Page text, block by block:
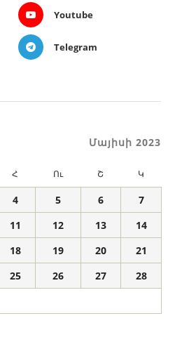
Youtube
Telegram
Մայիսի 2023
Հ Ու Շ Կ
4 5 6
7
11 12 13
14
18 19 20
21
25 26 27
28